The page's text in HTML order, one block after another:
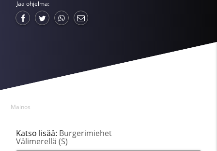
Jaa ohjelma:
Mainos
Katso lisää: Burgerimiehet
Välimerellä (S)